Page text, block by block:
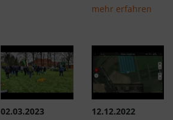
mehr erfahren
02.03.2023
12.12.2022